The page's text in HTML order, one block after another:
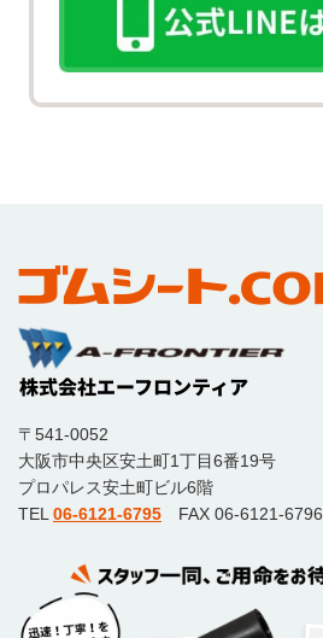
〒541-0052
大阪市中央区安土町1丁目6番19号
プロパレス安土町ビル6階
TEL06-6121-6795 FAX 06-6121-6796